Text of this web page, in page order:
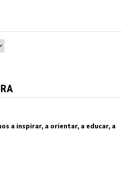
a inspirar, a orientar, a educar, a